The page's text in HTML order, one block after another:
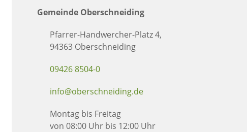
Gemeinde Oberschneiding
Pfarrer-Handwercher-Platz 4,
94363 Oberschneiding
09426 8504-0
info@oberschneiding.de
Montag bis Freitag
von 08:00 Uhr bis 12:00 Uhr